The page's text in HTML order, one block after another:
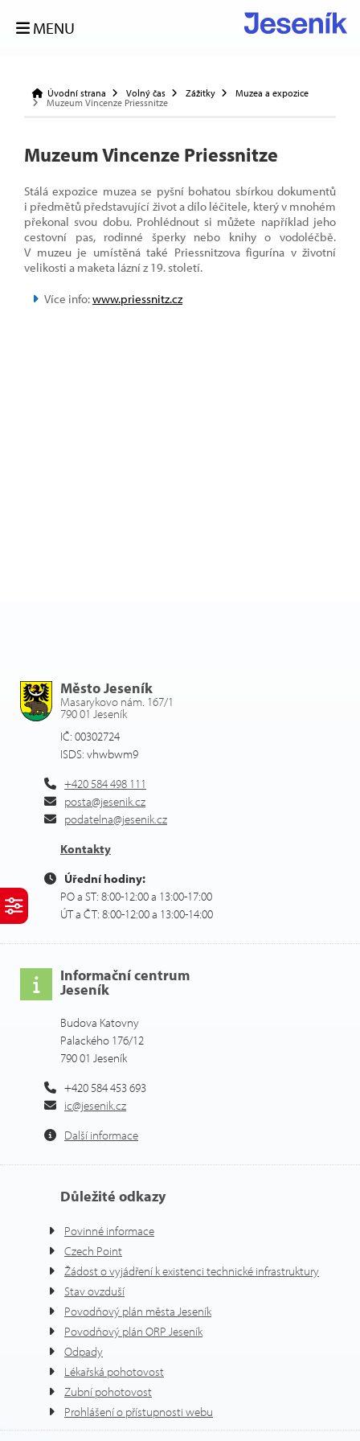
MENU
Úvodní strana Volný čas Zážitky
Muzea a expozice
Muzeum Vincenze Priessnitze
Muzeum Vincenze Priessnitze
Stálá expozice muzea se pyšní bohatou sbírkou dokumentů
i předmětů představující život a dílo léčitele, který v mnohém
překonal svou dobu. Prohlédnout si můžete například jeho
cestovní pas, rodinné šperky nebo knihy o vodoléčbě.
V muzeu je umístěná také Priessnitzova figurína v životní
velikosti a maketa lázní z 19. století.
Více info:www.priessnitz.cz
Město Jeseník
Masarykovo nám. 167/1
790 01 Jeseník
IČ: 00302724
ISDS: vhwbwm9
+420 584 498 111
posta@jesenik.cz
podatelna@jesenik.cz
Kontakty
Úřední hodiny:
PO a ST: 8:00-12:00 a 13:00-17:00
ÚT a ČT: 8:00-12:00 a 13:00-14:00
Informační centrum
Jeseník
Budova Katovny
Palackého 176/12
790 01 Jeseník
+420 584 453 693
ic@jesenik.cz
Další informace
Důležité odkazy
Povinné informace
Czech Point
Žádost o vyjádření k existenci technické infrastruktury
Stav ovzduší
Povodňový plán města Jeseník
Povodňový plán ORP Jeseník
Odpady
Lékařská pohotovost
Zubní pohotovost
Prohlášení o přístupnosti webu